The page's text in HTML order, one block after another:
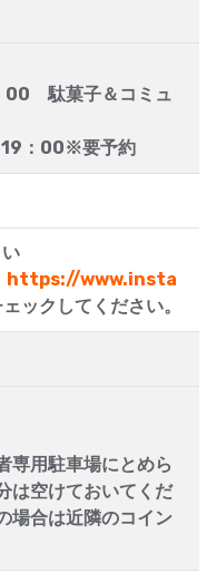
00 駄菓子＆コミュ
19：00※要予約
https://www.insta
ックしてください。
専用駐車場にとめら
は空けておいてくだ
場合は近隣のコイン